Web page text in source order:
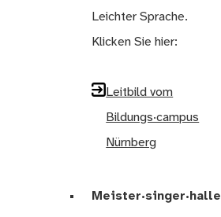
Leichter Sprache.
Klicken Sie hier:
Leitbild vom
Bildungs·campus
Nürnberg
Meister·singer·halle